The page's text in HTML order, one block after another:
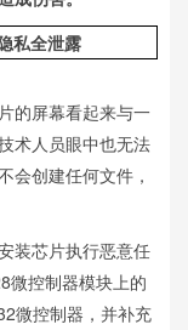
的屏幕看起来与一
术人员眼中也无法
会创建任何文件，
装芯片执行恶意任
微控制器模块上的
微控制器，并补充